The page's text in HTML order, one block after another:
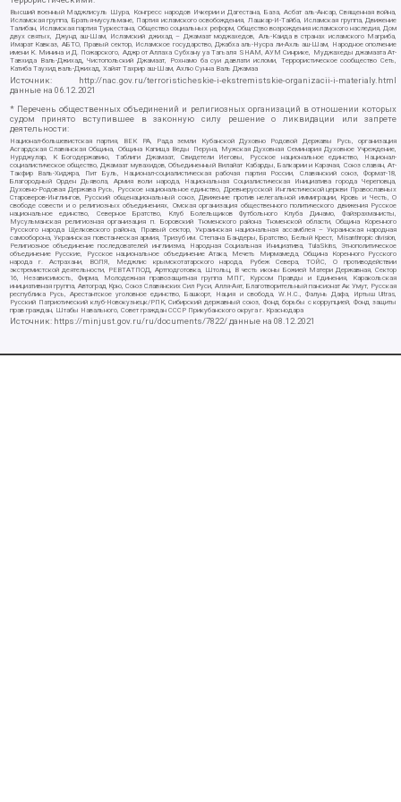
Высший военный Маджлисуль Шура, Конгресс народов Ичкерии и Дагестана, База, Асбат аль-Ансар, Священная война,
Исламская группа, Братья-мусульмане, Партия исламского освобождения, Лашкар-И-Тайба, Исламская группа, Движение
Талибан, Исламская партия Туркестана, Общество социальных реформ, Общество возрождения исламского наследия, Дом
двух святых, Джунд аш-Шам, Исламский джихад – Джамаат моджахедов, Аль-Каида в странах исламского Магриба,
Имарат Кавказ, АБТО, Правый сектор, Исламское государство, Джабха аль-Нусра ли-Ахль аш-Шам, Народное ополчение
имени К. Минина и Д. Пожарского, Аджр от Аллаха Субхану уа Тагьаля SHAM, АУМ Синрике, Муджахеды джамаата Ат-
Тавхида Валь-Джихад, Чистопольский Джамаат, Рохнамо ба суи давлати исломи, Террористическое сообщество Сеть,
Катиба Таухид валь-Джихад, Хайят Тахрир аш-Шам, Ахлю Сунна Валь Джамаа
Источник: http://nac.gov.ru/terroristicheskie-i-ekstremistskie-organizacii-i-materialy.html
данные на 06.12.2021
* Перечень общественных объединений и религиозных организаций в отношении которых
судом принято вступившее в законную силу решение о ликвидации или запрете
деятельности:
Национал-большевистская партия, ВЕК РА, Рада земли Кубанской Духовно Родовой Державы Русь, организация
Асгардская Славянская Община, Община Капища Веды Перуна, Мужская Духовная Семинария Духовное Учреждение,
Нурджулар, К Богодержавию, Таблиги Джамаат, Свидетели Иеговы, Русское национальное единство, Национал-
социалистическое общество, Джамаат мувахидов, Объединенный Вилайат Кабарды, Балкарии и Карачая, Союз славян, Ат-
Такфир Валь-Хиджра, Пит Буль, Национал-социалистическая рабочая партия России, Славянский союз, Формат-18,
Благородный Орден Дьявола, Армия воли народа, Национальная Социалистическая Инициатива города Череповца,
Духовно-Родовая Держава Русь, Русское национальное единство, Древнерусской Инглистической церкви Православных
Староверов-Инглингов, Русский общенациональный союз, Движение против нелегальной иммиграции, Кровь и Честь, О
свободе совести и о религиозных объединениях, Омская организация общественного политического движения Русское
национальное единство, Северное Братство, Клуб Болельщиков Футбольного Клуба Динамо, Файзрахманисты,
Мусульманская религиозная организация п. Боровский Тюменского района Тюменской области, Община Коренного
Русского народа Щелковского района, Правый сектор, Украинская национальная ассамблея – Украинская народная
самооборона, Украинская повстанческая армия, Тризуб им. Степана Бандеры, Братство, Белый Крест, Misanthropic division,
Религиозное объединение последователей инглиизма, Народная Социальная Инициатива, TulaSkins, Этнополитическое
объединение Русские, Русское национальное объединение Атака, Мечеть Мирмамеда, Община Коренного Русского
народа г. Астрахани, ВОЛЯ, Меджлис крымскотатарского народа, Рубеж Севера, ТОЙС, О противодействии
экстремистской деятельности, РЕВТАТПОД, Артподготовка, Штольц, В честь иконы Божией Матери Державная, Сектор
16, Независимость, Фирма, Молодежная правозащитная группа МПГ, Курсом Правды и Единения, Каракольская
инициативная группа, Автоград Крю, Союз Славянских Сил Руси, Алля-Аят, Благотворительный пансионат Ак Умут, Русская
республика Русь, Арестантское уголовное единство, Башкорт, Нация и свобода, W.H.С., Фалунь Дафа, Иртыш Ultras,
Русский Патриотический клуб-Новокузнецк/РПК, Сибирский державный союз, Фонд борьбы с коррупцией, Фонд защиты
прав граждан, Штабы Навального, Совет граждан СССР Прикубанского округа г. Краснодара
Источник: https://minjust.gov.ru/ru/documents/7822/данные на 08.12.2021